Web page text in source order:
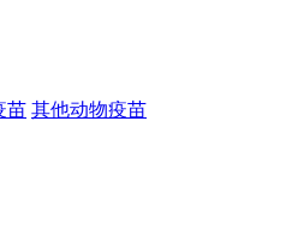
苗 其他动物疫苗